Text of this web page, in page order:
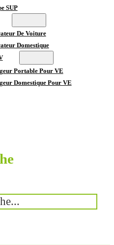
SUP
De Voiture
Domestique
Portable Pour VE
Domestique Pour VE